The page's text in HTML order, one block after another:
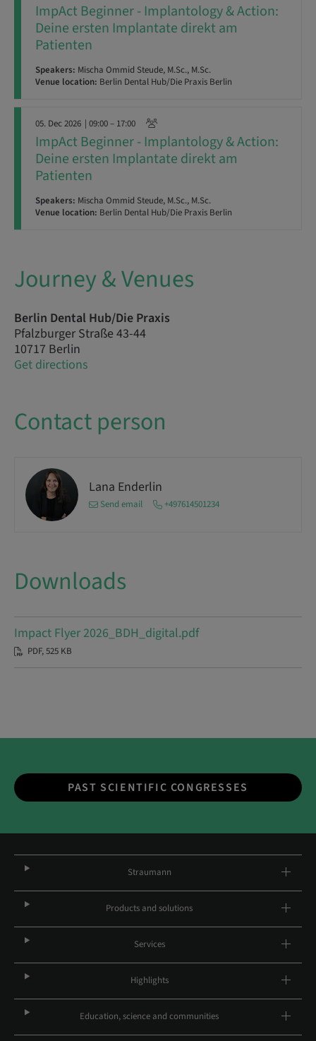
ImpAct Beginner - Implantology & Action:
Deine ersten Implantate direkt am
Patienten
Speakers: Mischa Ommid Steude, M.Sc., M.Sc.
Venue location: Berlin Dental Hub/Die Praxis Berlin
05. Dec 2026 | 09:00 – 17:00
ImpAct Beginner - Implantology & Action:
Deine ersten Implantate direkt am
Patienten
Speakers: Mischa Ommid Steude, M.Sc., M.Sc.
Venue location: Berlin Dental Hub/Die Praxis Berlin
Journey & Venues
Berlin Dental Hub/Die Praxis
Pfalzburger Straße 43-44
10717 Berlin
Get directions
Contact person
Lana Enderlin
Send email +497614501234
Downloads
Impact Flyer 2026_BDH_digital.pdf
PDF, 525 KB
PAST SCIENTIFIC CONGRESSES
Straumann
Products and solutions
Services
Highlights
Education, science and communities